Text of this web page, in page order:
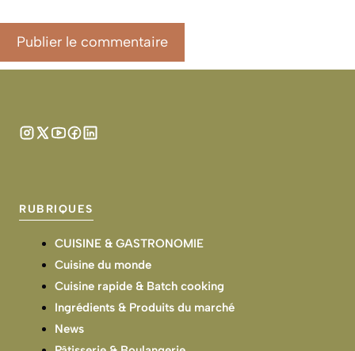
RUBRIQUES
CUISINE & GASTRONOMIE
Cuisine du monde
Cuisine rapide & Batch cooking
Ingrédients & Produits du marché
News